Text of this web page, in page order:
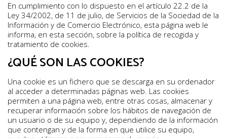
PROTAGONISTAS
+ CINE X FAVOR
VARIOS
En cumplimiento con lo dispuesto en el artículo 22.2 de la
Ley 34/2002, de 11 de julio, de Servicios de la Sociedad de la
Información y de Comercio Electrónico, esta página web le
informa, en esta sección, sobre la política de recogida y
tratamiento de cookies.
¿QUÉ SON LAS COOKIES?
Una cookie es un fichero que se descarga en su ordenador
al acceder a determinadas páginas web. Las cookies
permiten a una página web, entre otras cosas, almacenar y
recuperar información sobre los hábitos de navegación de
un usuario o de su equipo y, dependiendo de la información
que contengan y de la forma en que utilice su equipo,